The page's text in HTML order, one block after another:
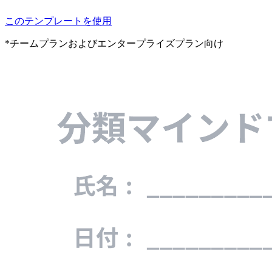
このテンプレートを使用
*チームプランおよびエンタープライズプラン向け